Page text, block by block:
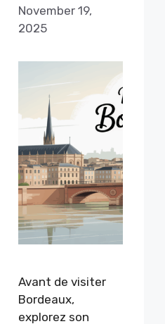
November 19,
2025
Avant de visiter
Bordeaux,
explorez son